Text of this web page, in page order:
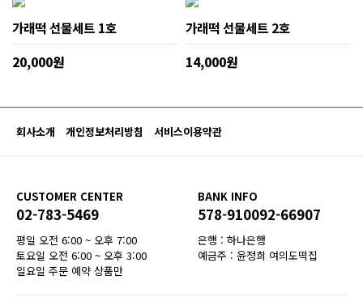
가래떡 선물세트 1호
20,000원
가래떡 선물세트 2호
14,000원
회사소개 개인정보처리방침 서비스이용약관
CUSTOMER CENTER
02-783-5469
평일 오전 6:00 ~ 오후 7:00
토요일 오전 6:00 ~ 오후 3:00
일요일 주문 예약 상품만
BANK INFO
578-910092-66907
은행 : 하나은행
예금주 : 윤정희 여의도떡집